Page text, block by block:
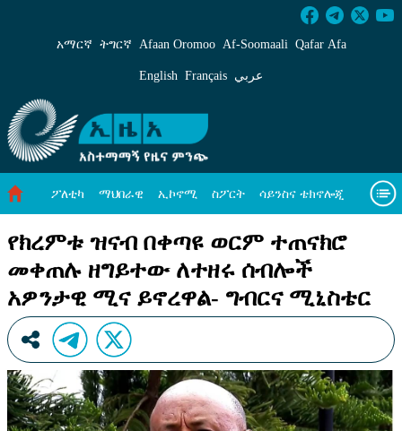
የክረምቱ ዝናብ በቀጣዩ ወርም ተጠናክሮ መቀጠሉ
አማርኛ ትግርኛ Afaan Oromoo Af‑Soomaali Qafar Afa
English Français عربي
ፖለቲካ ማህበራዊ ኢኮኖሚ ስፖርት ሳይንስና ቴክኖሎጂ
መጽሔት ስለ እኛ
የክረምቱ ዝናብ በቀጣዩ ወርም ተጠናክሮ
መቀጠሉ ዘግይተው ለተዘሩ ሰብሎች
አዎንታዊ ሚና ይኖረዋል- ግብርና ሚኒስቴር